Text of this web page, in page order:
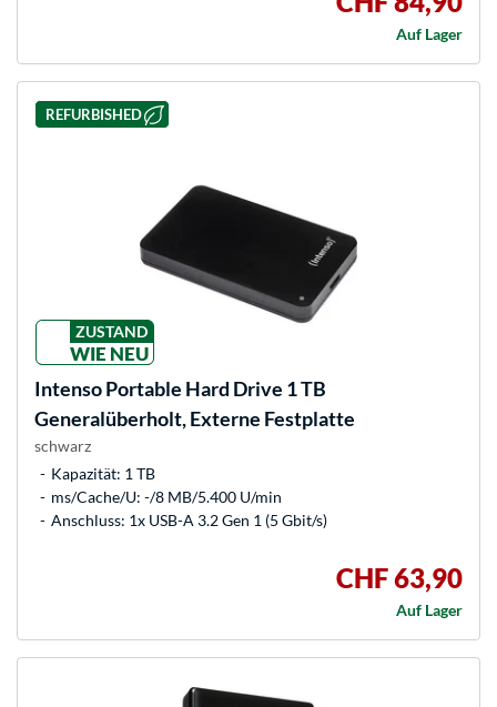
Auf Lager
REFURBISHED
ZUSTAND
WIE NEU
IntensoPortable Hard Drive 1 TB
Generalüberholt, Externe Festplatte
schwarz
Kapazität: 1 TB
ms/Cache/U: -/8 MB/5.400 U/min
Anschluss: 1x USB-A 3.2 Gen 1 (5 Gbit/s)
CHF 63,90
Auf Lager